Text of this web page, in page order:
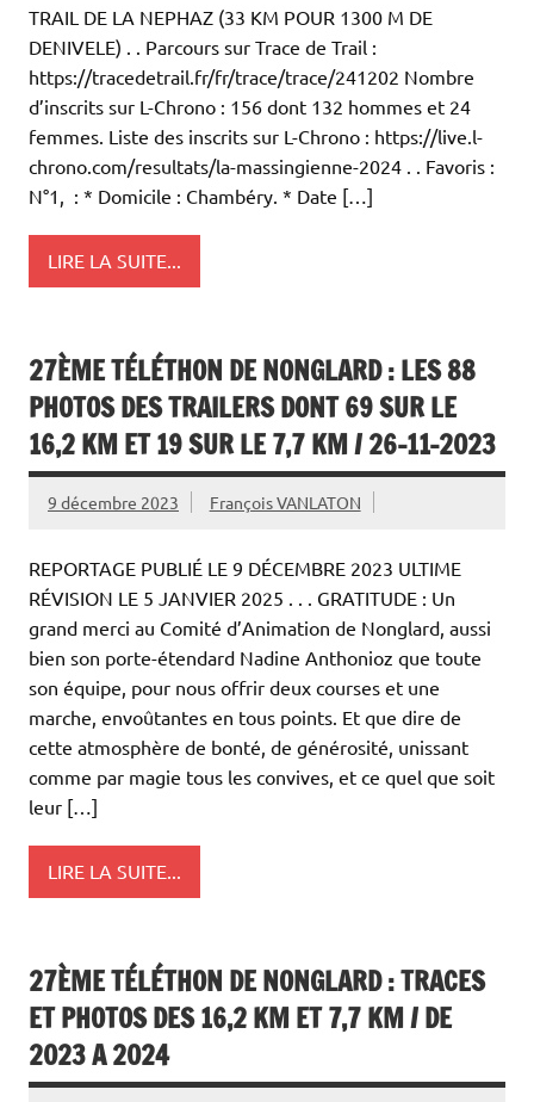
TRAIL DE LA NEPHAZ (33 KM POUR 1300 M DE
DENIVELE) . . Parcours sur Trace de Trail :
https://tracedetrail.fr/fr/trace/trace/241202 Nombre
d’inscrits sur L-Chrono : 156 dont 132 hommes et 24
femmes. Liste des inscrits sur L-Chrono : https://live.l-
chrono.com/resultats/la-massingienne-2024 . . Favoris :
N°1, : * Domicile : Chambéry. * Date […]
LIRE LA SUITE...
27ÈME TÉLÉTHON DE NONGLARD : LES 88
PHOTOS DES TRAILERS DONT 69 SUR LE
16,2 KM ET 19 SUR LE 7,7 KM / 26-11-2023
9 décembre 2023 François VANLATON
REPORTAGE PUBLIÉ LE 9 DÉCEMBRE 2023 ULTIME
RÉVISION LE 5 JANVIER 2025 . . . GRATITUDE : Un
grand merci au Comité d’Animation de Nonglard, aussi
bien son porte-étendard Nadine Anthonioz que toute
son équipe, pour nous offrir deux courses et une
marche, envoûtantes en tous points. Et que dire de
cette atmosphère de bonté, de générosité, unissant
comme par magie tous les convives, et ce quel que soit
leur […]
LIRE LA SUITE...
27ÈME TÉLÉTHON DE NONGLARD : TRACES
ET PHOTOS DES 16,2 KM ET 7,7 KM / DE
2023 A 2024